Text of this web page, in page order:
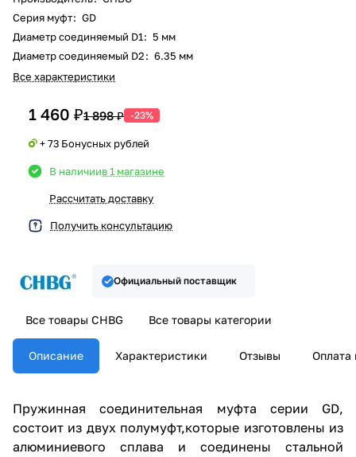
Серия муфт: GD
Диаметр соединяемый D1: 5 мм
Диаметр соединяемый D2: 6.35 мм
Все характеристики
1 460 ₽1 898 ₽ -23%
+ 73 Бонусных рублей
В наличиив 1 магазине
Рассчитать доставку
Получить консультацию
Официальный поставщик
Все товары CHBG Все товары категории
Описание Характеристики Отзывы Оплата
Пружинная соединительная муфта серии GD,
состоит из двух полумуфт,которые изготовлены из
алюминиевого сплава и соединены стальной